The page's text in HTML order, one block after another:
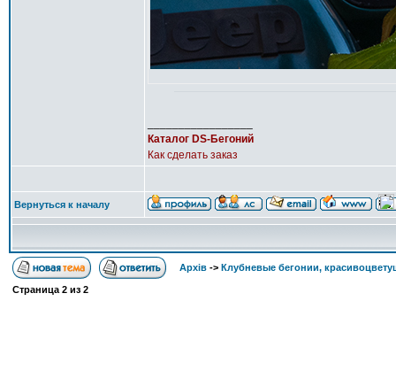
Каталог DS-Бегоний
Как сделать заказ
Вернуться к началу
Архів -> Клубневые бегонии,
Страница 2 из 2